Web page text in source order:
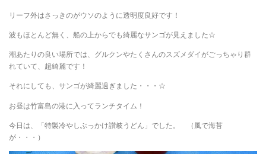
リーフ外はさっきのがウソのように透明度良好です！
波もほとんど無く、船の上からでも綺麗なサンゴが見えました☆
潮あたりの良い場所では、グルクンやたくさんのスズメダイがごっちゃり群
れていて、超綺麗です！
それにしても、サンゴが綺麗過ぎました・・・☆
お昼は竹富島の港に入ってランチタイム！
今日は、「特製冷やしぶっかけ讃岐うどん」でした。 （風で海苔
が・・・）